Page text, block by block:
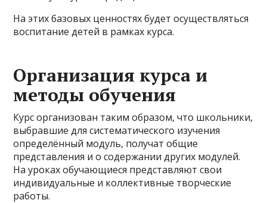
На этих базовых ценностях будет осуществляться
воспитание детей в рамках курса.
Организация курса и
методы обучения
Курс организован таким образом, что школьники,
выбравшие для систематического изучения
определённый модуль, получат общие
представления и о содержании других модулей.
На уроках обучающиеся представляют свои
индивидуальные и коллективные творческие
работы.